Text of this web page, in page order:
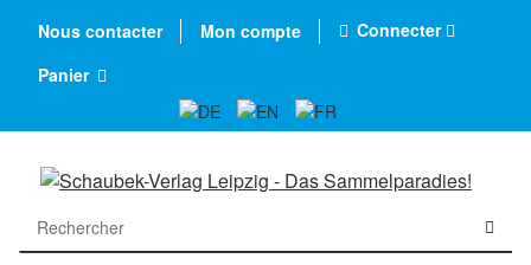
Nous contacter Mon compte
Connecter
Panier